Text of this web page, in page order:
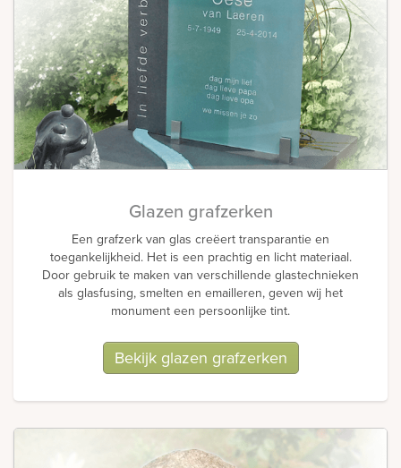
Glazen grafzerken
Een grafzerk van glas creëert transparantie en
toegankelijkheid. Het is een prachtig en licht materiaal.
Door gebruik te maken van verschillende glastechnieken
als glasfusing, smelten en emailleren, geven wij het
monument een persoonlijke tint.
Bekijk glazen grafzerken